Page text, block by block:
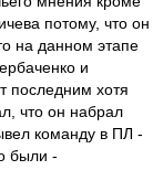
потому, что он
на данном этапе
и
последним хотя
что он набрал
команду в ПЛ -
были -